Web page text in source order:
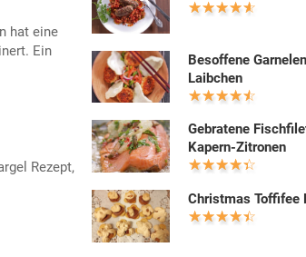
hat eine
Ein
Rezept,
Besoffene
Laibchen
Gebratene
Kapern-Zitronen
Christmas Toffifee